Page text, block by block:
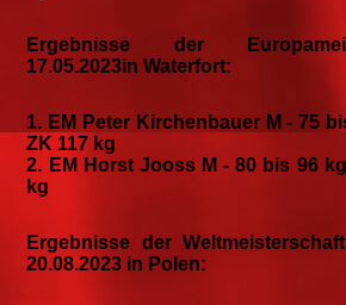
Ergebnisse der
17.05.2023in Waterfort:
1. EM Peter Kirchenbauer M - 75
ZK 117 kg
2. EM Horst Jooss M - 80 bis 96
kg
Ergebnisse der
20.08.2023 in Polen: